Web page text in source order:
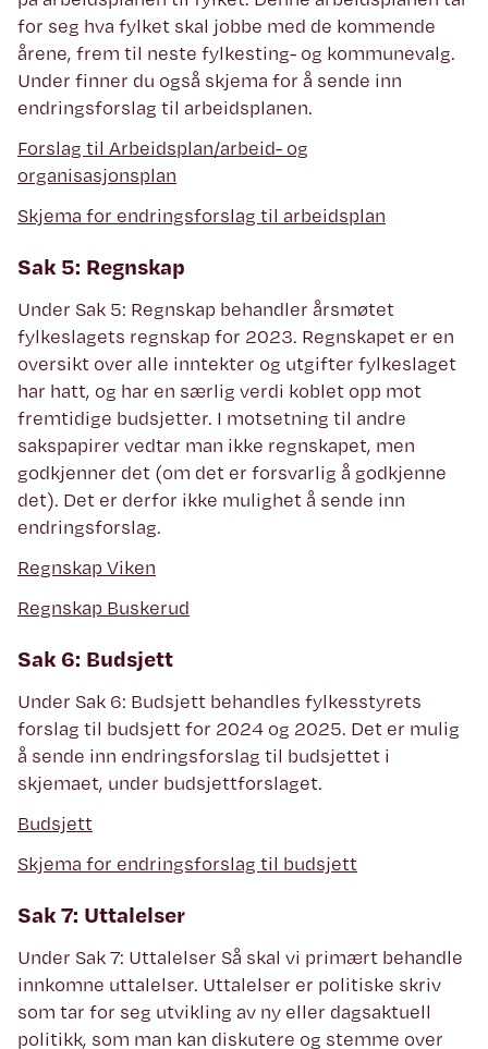
for seg hva fylket skal jobbe med de kommende
årene, frem til neste fylkesting- og kommunevalg.
Under finner du også skjema for å sende inn
endringsforslag til arbeidsplanen.
Forslag til Arbeidsplan/arbeid- og
organisasjonsplan
Skjema for endringsforslag til arbeidsplan
Sak 5: Regnskap
Under Sak 5: Regnskap behandler årsmøtet
fylkeslagets regnskap for 2023. Regnskapet er en
oversikt over alle inntekter og utgifter fylkeslaget
har hatt, og har en særlig verdi koblet opp mot
fremtidige budsjetter. I motsetning til andre
sakspapirer vedtar man ikke regnskapet, men
godkjenner det (om det er forsvarlig å godkjenne
det). Det er derfor ikke mulighet å sende inn
endringsforslag.
Regnskap Viken
Regnskap Buskerud
Sak 6: Budsjett
Under Sak 6: Budsjett behandles fylkesstyrets
forslag til budsjett for 2024 og 2025. Det er mulig
å sende inn endringsforslag til budsjettet i
skjemaet, under budsjettforslaget.
Budsjett
Skjema for endringsforslag til budsjett
Sak 7: Uttalelser
Under Sak 7: Uttalelser Så skal vi primært behandle
innkomne uttalelser. Uttalelser er politiske skriv
som tar for seg utvikling av ny eller dagsaktuell
politikk, som man kan diskutere og stemme over